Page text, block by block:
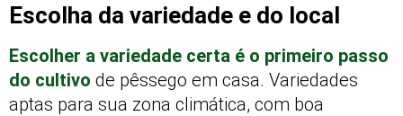
Escolha da variedade e do local
Escolher a variedade certa é o primeiro passo
do cultivo de pêssego em casa. Variedades
aptas para sua zona climática, com boa